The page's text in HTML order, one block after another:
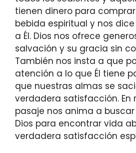
tienen dinero para
bebida espiritual y nos
a Él. Dios nos ofrece
salvación y su gracia sin
También nos insta a que
atención a lo que Él tiene
que nuestras almas se
verdadera satisfacción. En
pasaje nos anima a
Dios para encontrar vida
verdadera satisfacción